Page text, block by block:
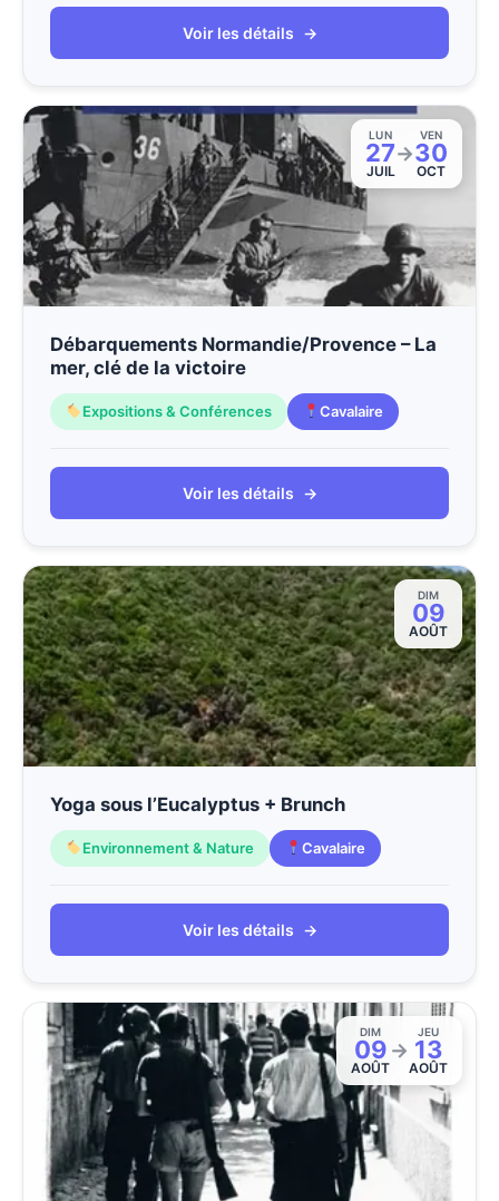
Voir les détails →
LUN
27
JUIL
→
VEN
30
OCT
Débarquements Normandie/Provence – La
mer, clé de la victoire
Expositions & Conférences Cavalaire
Voir les détails →
DIM
09
AOÛT
Yoga sous l’Eucalyptus + Brunch
Environnement & Nature Cavalaire
Voir les détails →
DIM
09
AOÛT
→
JEU
13
AOÛT